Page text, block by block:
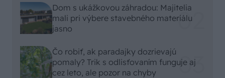
Dom s ukážkovou záhradou: Majitelia
mali pri výbere stavebného materiálu
jasno
Čo robiť, ak paradajky dozrievajú
pomaly? Trik s odlisťovaním funguje aj
cez leto, ale pozor na chyby